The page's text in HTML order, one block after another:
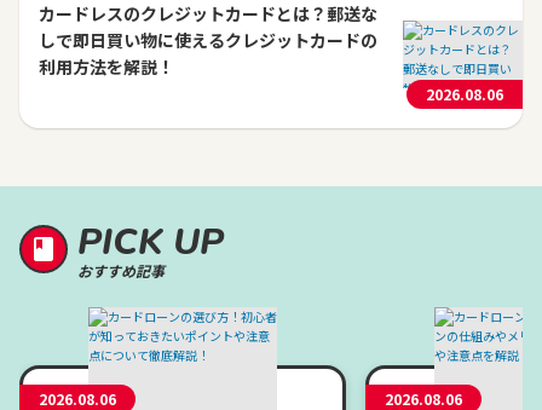
カードレスのクレジットカードとは？郵送な
しで即日買い物に使えるクレジットカードの
利用方法を解説！
2026.08.06
PICK UP
おすすめ記事
2026.08.06 2026.08.06